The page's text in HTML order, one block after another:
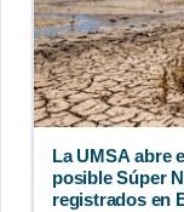
La UMSA abre
posible Súper
registrados en